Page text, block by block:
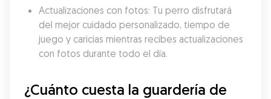
Actualizaciones con fotos: Tu perro disfrutará
del mejor cuidado personalizado, tiempo de
juego y caricias mientras recibes actualizaciones
con fotos durante todo el día.
¿Cuánto cuesta la guardería de